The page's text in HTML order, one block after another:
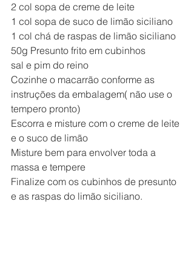
2 col sopa de creme de leite
1 col sopa de suco de limão siciliano
1 col chá de raspas de limão siciliano
50g Presunto frito em cubinhos
sal e pim do reino
Cozinhe o macarrão conforme as
instruções da embalagem( não use o
tempero pronto)
Escorra e misture com o creme de leite
e o suco de limão
Misture bem para envolver toda a
massa e tempere
Finalize com os cubinhos de presunto
e as raspas do limão siciliano.